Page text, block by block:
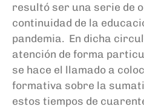
resultó ser una serie de
continuidad de la
pandemia. En dicha
atención de forma
se hace el llamado a
formativa sobre la
estos tiempos de